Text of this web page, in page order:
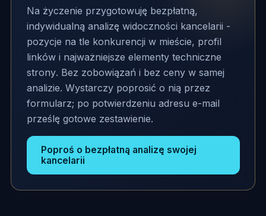
Na życzenie przygotowuję bezpłatną,
indywidualną analizę widoczności kancelarii -
pozycje na tle konkurencji w mieście, profil
linków i najważniejsze elementy techniczne
strony. Bez zobowiązań i bez ceny w samej
analizie. Wystarczy poprosić o nią przez
formularz; po potwierdzeniu adresu e-mail
prześlę gotowe zestawienie.
Poproś o bezpłatną analizę swojej
kancelarii